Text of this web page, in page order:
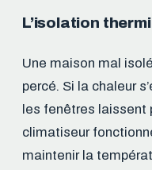
L’isolation
Une maison mal
percé. Si la chaleur
les fenêtres laissent
climatiseur
maintenir la